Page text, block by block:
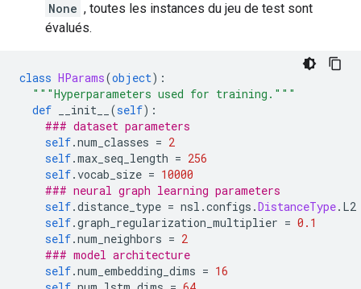
None , toutes les instances du jeu de test sont
évalués.
class HParams(object):
"""Hyperparameters used for training."""
def __init__ (self):
### dataset parameters
self.num_classes = 2
self.max_seq_length = 256
self.vocab_size = 10000
### neural graph learning parameters
self.distance_type = nsl .configs .DistanceType. L2
self.graph_regularization_multiplier = 0.1
self.num_neighbors = 2
### model architecture
self.num_embedding_dims = 16